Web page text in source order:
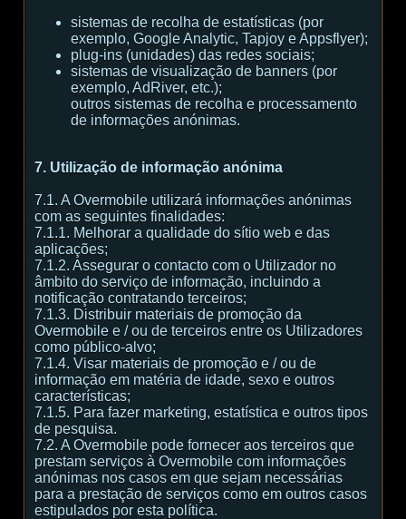
sistemas de recolha de estatísticas (por
exemplo, Google Analytic, Tapjoy e Appsflyer);
plug-ins (unidades) das redes sociais;
sistemas de visualização de banners (por
exemplo, AdRiver, etc.);
outros sistemas de recolha e processamento
de informações anónimas.
7. Utilização de informação anónima
7.1. A Overmobile utilizará informações anónimas
com as seguintes finalidades:
7.1.1. Melhorar a qualidade do sítio web e das
aplicações;
7.1.2. Assegurar o contacto com o Utilizador no
âmbito do serviço de informação, incluindo a
notificação contratando terceiros;
7.1.3. Distribuir materiais de promoção da
Overmobile e / ou de terceiros entre os Utilizadores
como público-alvo;
7.1.4. Visar materiais de promoção e / ou de
informação em matéria de idade, sexo e outros
características;
7.1.5. Para fazer marketing, estatística e outros tipos
de pesquisa.
7.2. A Overmobile pode fornecer aos terceiros que
prestam serviços à Overmobile com informações
anónimas nos casos em que sejam necessárias
para a prestação de serviços como em outros casos
estipulados por esta política.